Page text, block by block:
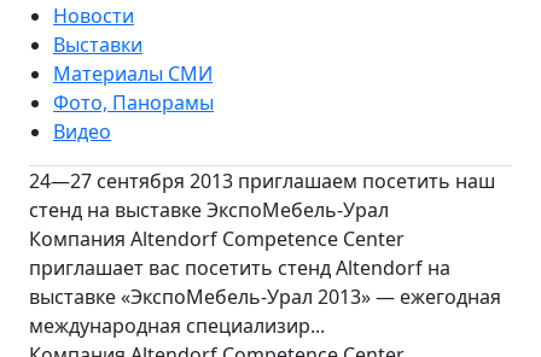
Новости
Выставки
Материалы СМИ
Фото, Панорамы
Видео
24—27 сентября 2013 приглашаем посетить наш
стенд на выставке ЭкспоМебель-Урал
Компания Altendorf Competence Center
приглашает вас посетить стенд Altendorf на
выставке «ЭкспоМебель-Урал 2013» — ежегодная
международная специализир...